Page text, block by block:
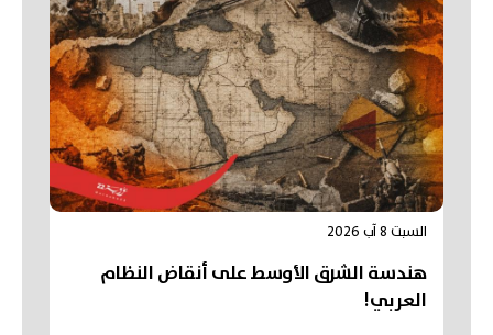
السبت 8 آب 2026
هندسة الشرق الأوسط على أنقاض النظام
العربي!